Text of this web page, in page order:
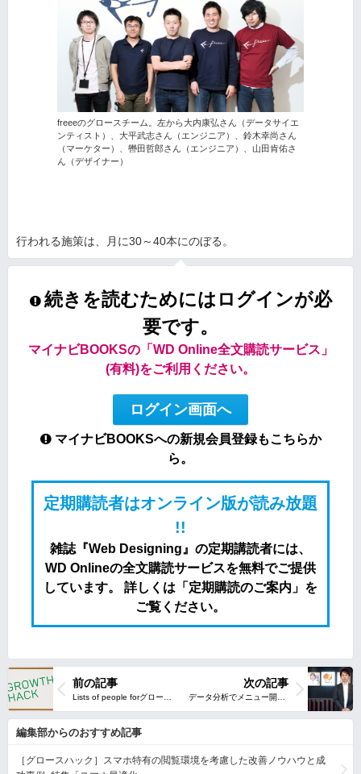
freeeのグロースチーム。左から大内康弘さん（データサイエ
ンティスト）、大平武志さん（エンジニア）、鈴木幸尚さん
（マーケター）、轡田哲郎さん（エンジニア）、山田肯佑さ
ん（デザイナー）
行われる施策は、月に30～40本にのぼる。
続きを読むためにはログインが必
要です。
マイナビBOOKSの「WD Online全文購読サービス」
(有料)をご利用ください。
ログイン画面へ
マイナビBOOKSへの新規会員登録もこちらか
ら。
定期購読者はオンライン版が読み放題
!!
雑誌『Web Designing』の定期講読者には、
WD Onlineの全文購読サービスを無料でご提供
しています。 詳しくは「定期購読のご案内」を
ご覧ください。
次の記事
前の記事
編集部からのおすすめ記事
［グロースハック］スマホ特有の閲覧環境を考慮した改善ノウハウと成